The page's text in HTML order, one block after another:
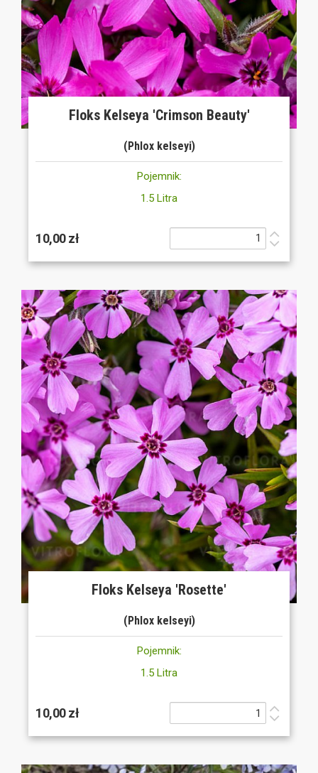
Floks Kelseya 'Crimson Beauty'
(Phlox kelseyi)
Pojemnik:
1.5 Litra
10,00 zł
Floks Kelseya 'Rosette'
(Phlox kelseyi)
Pojemnik:
1.5 Litra
10,00 zł